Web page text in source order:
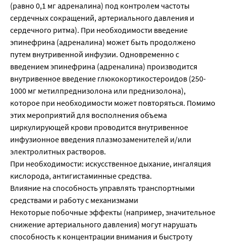
(равно 0,1 мг адреналина) под контролем частоты
сердечных сокращений, артериального давления и
сердечного ритма). При необходимости введение
эпинефрина (адреналина) может быть продолжено
путем внутривенной инфузии. Одновременно с
введением эпинефрина (адреналина) производится
внутривенное введение глюкокортикостероидов (250-
1000 мг метилпреднизолона или преднизолона),
которое при необходимости может повторяться. Помимо
этих мероприятий для восполнения объема
циркулирующей крови проводится внутривенное
инфузионное введения плазмозаменителей и/или
электролитных растворов.
При необходимости: искусственное дыхание, ингаляция
кислорода, антигистаминные средства.
Влияние на способность управлять транспортными
средствами и работу с механизмами
Некоторые побочные эффекты (например, значительное
снижение артериального давления) могут нарушать
способность к концентрации внимания и быстроту